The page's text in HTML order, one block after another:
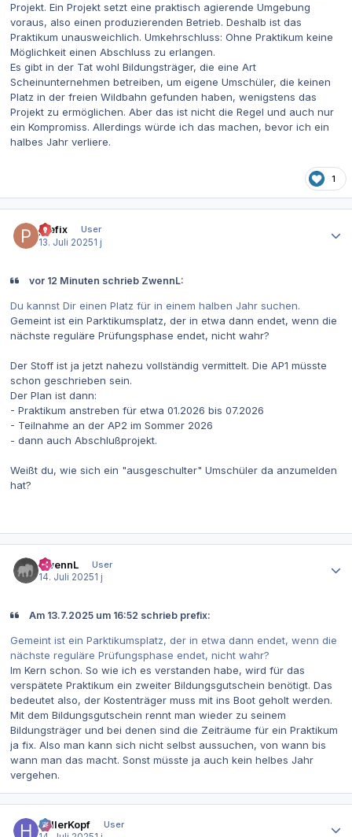
Projekt. Ein Projekt setzt eine praktisch agierende Umgebung
voraus, also einen produzierenden Betrieb. Deshalb ist das
Praktikum unausweichlich. Umkehrschluss: Ohne Praktikum keine
Möglichkeit einen Abschluss zu erlangen.
Es gibt in der Tat wohl Bildungsträger, die eine Art
Scheinunternehmen betreiben, um eigene Umschüler, die keinen
Platz in der freien Wildbahn gefunden haben, wenigstens das
Projekt zu ermöglichen. Aber das ist nicht die Regel und auch nur
ein Kompromiss. Allerdings würde ich das machen, bevor ich ein
halbes Jahr verliere.
1
prefix
User
13. Juli 20251 j
vor 12 Minuten schrieb ZwennL:
Du kannst Dir einen Platz für in einem halben Jahr suchen.
Gemeint ist ein Parktikumsplatz, der in etwa dann endet, wenn die
nächste reguläre Prüfungsphase endet, nicht wahr?
Der Stoff ist ja jetzt nahezu vollständig vermittelt. Die AP1 müsste
schon geschrieben sein.
Der Plan ist dann:
- Praktikum anstreben für etwa 01.2026 bis 07.2026
- Teilnahme an der AP2 im Sommer 2026
- dann auch Abschlußprojekt.
Weißt du, wie sich ein "ausgeschulter" Umschüler da anzumelden
hat?
ZwennL
User
14. Juli 20251 j
Am 13.7.2025 um 16:52 schrieb prefix:
Gemeint ist ein Parktikumsplatz, der in etwa dann endet, wenn die
nächste reguläre Prüfungsphase endet, nicht wahr?
Im Kern schon. So wie ich es verstanden habe, wird für das
verspätete Praktikum ein zweiter Bildungsgutschein benötigt. Das
bedeutet also, der Kostenträger muss mit ins Boot geholt werden.
Mit dem Bildungsgutschein rennt man wieder zu seinem
Bildungsträger und bei denen sind die Zeiträume für ein Praktikum
ja fix. Also man kann sich nicht selbst aussuchen, von wann bis
wann man das macht. Sonst müsste ja auch kein helbes Jahr
vergehen.
hellerKopf
User